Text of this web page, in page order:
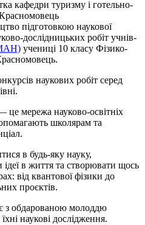
кафедри туризму і готельно-
підготовкою наукової
дослідницьких робіт учнів-
учениці 10 класу Фізико-
наукових робіт серед
це мережа науково-освітніх
школярам та
в будь-яку науку,
в життя та створювати щось
від квантової фізики до
проєктів.
з обдарованою молоддю
наукові дослідження.